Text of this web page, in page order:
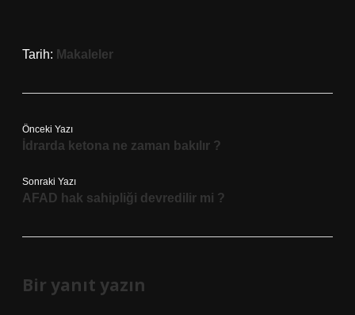
Tarih: Makaleler
Önceki Yazı
İdrarda ketona ne zaman bakılır ?
Sonraki Yazı
AFAD hak sahipliği devredilir mi ?
Bir yanıt yazın